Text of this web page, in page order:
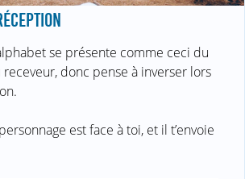
se présente comme ceci du
donc pense à inverser lors
est face à toi, et il t’envoie